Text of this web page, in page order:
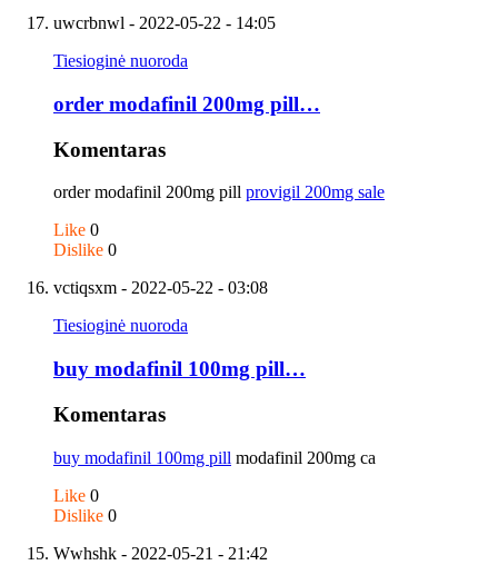
uwcrbnwl - 2022-05-22 - 14:05
Tiesioginė nuoroda
order modafinil 200mg pill…
Komentaras
order modafinil 200mg pill provigil 200mg sale
Like 0
Dislike 0
vctiqsxm - 2022-05-22 - 03:08
Tiesioginė nuoroda
buy modafinil 100mg pill…
Komentaras
buy modafinil 100mg pill modafinil 200mg ca
Like 0
Dislike 0
Wwhshk - 2022-05-21 - 21:42